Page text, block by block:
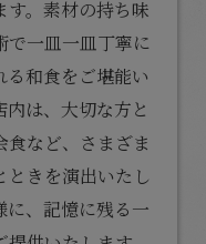
す。素材の持ち味
で一皿一皿丁寧に
和食をご堪能い
は、大切な方と
食など、さまざま
ときを演出いたし
に、記憶に残る一